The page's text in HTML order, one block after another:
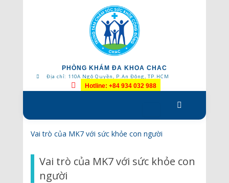
PHÒNG KHÁM ĐA KHOA CHAC
Địa chỉ: 110A Ngô Quyền, P.An Đông, TP.HCM
Hotline: +84 934 032 988
to
content
Vai trò của MK7 với sức khỏe con người
Vai trò của MK7 với sức khỏe con
người